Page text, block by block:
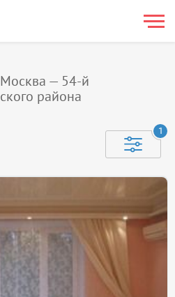
— 54-й
района
1